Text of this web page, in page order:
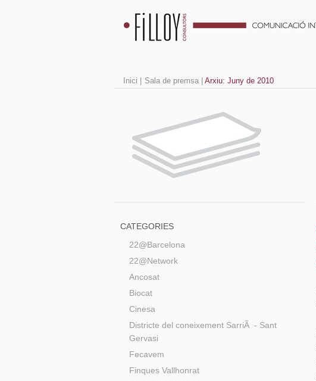
Inici Sala de premsa Arxiu: Juny de 2010
CATEGORIES
22@Barcelona
22@Network
Ancosat
Biocat
Cinesa
Districte del coneixement SarriÃ - Sant
Gervasi
Fecavem
Finques Vallhonrat